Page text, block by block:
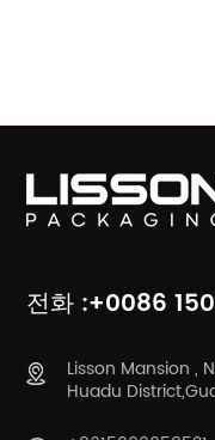
전화 :+0086
Lisson Mansion ,
Huadu